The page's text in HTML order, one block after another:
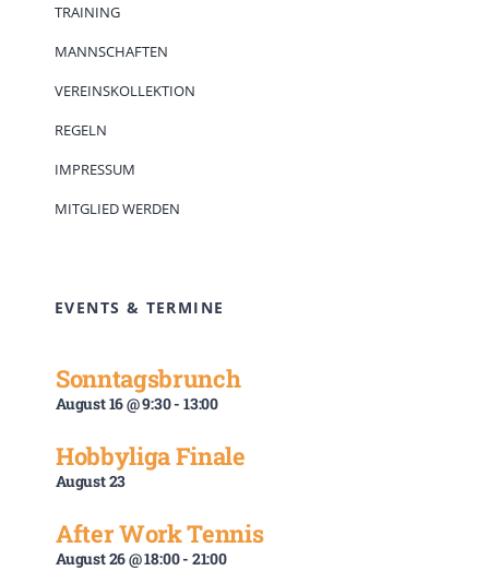
TRAINING
MANNSCHAFTEN
VEREINSKOLLEKTION
REGELN
IMPRESSUM
MITGLIED WERDEN
EVENTS & TERMINE
Sonntagsbrunch
August 16 @ 9:30- 13:00
Hobbyliga Finale
August 23
After Work Tennis
August 26 @ 18:00- 21:00